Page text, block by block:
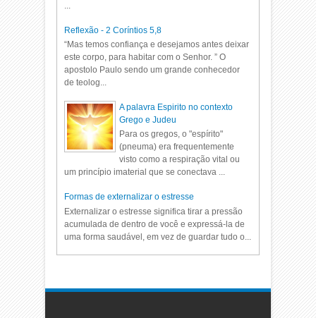
...
Reflexão - 2 Coríntios 5,8
“Mas temos confiança e desejamos antes deixar
este corpo, para habitar com o Senhor. ” O
apostolo Paulo sendo um grande conhecedor
de teolog...
A palavra Espirito no contexto
Grego e Judeu
Para os gregos, o "espírito"
(pneuma) era frequentemente
visto como a respiração vital ou
um princípio imaterial que se conectava ...
Formas de externalizar o estresse
Externalizar o estresse significa tirar a pressão
acumulada de dentro de você e expressá-la de
uma forma saudável, em vez de guardar tudo o...